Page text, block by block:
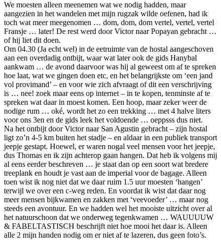
We moesten alleen meenemen wat we nodig hadden, maar
aangezien in het wandelen met mijn rugzak wilde oefenen, had ik
toch wat meer meegenomen … dom, dom, dom vertel, vertel, vertel
Fransje … later! De rest werd door Victor naar Popayan gebracht …
of hij liet dit doen.
Om 04.30 (Ja echt wel) in de eetruimte van de hostal aangeschoven
aan een overdadig ontbijt, waar wat later ook de gids Hanybal
aankwam … de avond daarvoor was hij al geweest om af te spreken
hoe laat, wat we gingen doen etc, en het belangrijkste om ‘een jand
vol provimand’ – en voor wie zich afvraagt of dit een verschrijving
is … nee! zoek maar eens op internet – in te kopen, tenminste af te
spreken wat daar in moest komen. Een hoop, maar zeker weer de
nodige rum … oké, wordt het zo een trekking … met 4 halve liters
voor ons 3en en de gids leek het voldoende … oeppsss dus niet.
Na het ontbijt door Victor naar San Agustin gebracht – zijn hostal
ligt zo’n 4-5 km buiten het stadje – en aldaar in een publiek transport
jeepje gestapt. Hoewel, er waren nogal veel mensen voor het jeepje,
dus Thomas en ik zijn achterop gaan hangen. Dat heb ik volgens mij
al eens eerder beschreven … je staat dan op een soort wat bredere
treeplank en houdt je vast aan de imperial voor de bagage. Alleen
toen wist ik nog niet dat we daar ruim 1.5 uur moesten ‘hangen’
terwijl we over een c-weg reden. En voordat ik wist dat daar nog
meer mensen bijkwamen en zakken met ‘veevoeder’ … maar nog
steeds een avontuur. En we hadden wel het mooiste uitzicht over al
het natuurschoon dat we onderweg tegenkwamen … WAUUUUW
& FABELTASTISCH beschrijft niet hoe mooi het daar is. Alleen
alle 2 mijn handen nodig om er niet af te lazeren, dus geen foto’s.